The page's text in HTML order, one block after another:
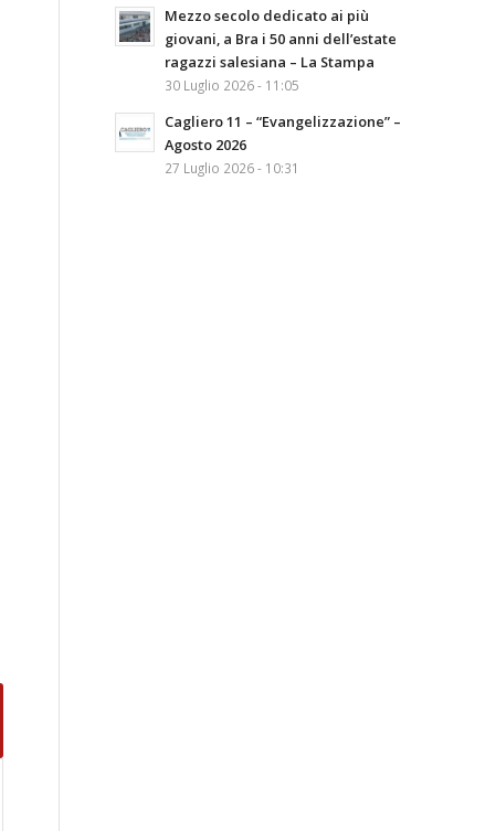
Mezzo secolo dedicato ai più
giovani, a Bra i 50 anni dell’estate
ragazzi salesiana – La Stampa
30 Luglio 2026 - 11:05
Cagliero 11 – “Evangelizzazione” –
Agosto 2026
27 Luglio 2026 - 10:31